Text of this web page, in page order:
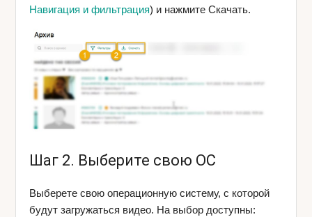
Навигация и фильтрация) и нажмите Скачать.
Шаг 2. Выберите свою ОС
Выберете свою операционную систему, с которой
будут загружаться видео. На выбор доступны: